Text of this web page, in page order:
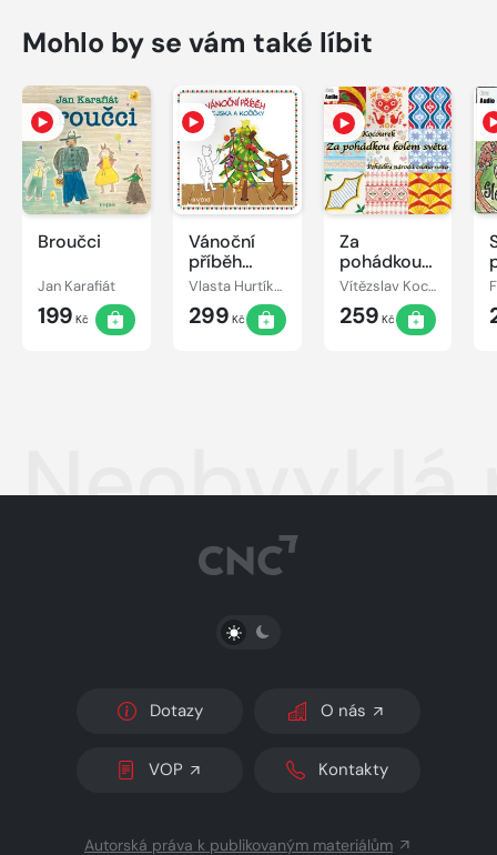
Mohlo by se vám také líbit
Broučci
Jan Karafiát
199 Kč
Vánoční
příběh
pejska a
kočičky
Vlasta Hurtíková
299 Kč
Za
pohádkou
kolem
světa
Vítězslav Kocourek
259 Kč
Neobvyklá
PŘEPNOUT SVĚTLÝ/TMAVÝ REŽIM
Dotazy O nás
VOP Kontakty
Autorská práva k publikovaným materiálům